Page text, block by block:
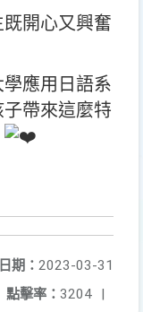
開心又興奮
應用日語系
帶來這麼特
期： 2023-03-31
點擊率： 3204 |